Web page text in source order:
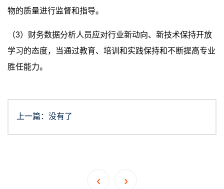
物的质量进行监督和指导。
（3）财务数据分析人员应对行业新动向、新技术保持开放
学习的态度，当通过教育、培训和实践保持和不断提高专业
胜任能力。
上一篇：没有了
‹ ›